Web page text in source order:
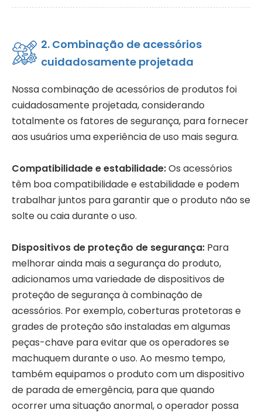
2. Combinação de acessórios
cuidadosamente projetada
Nossa combinação de acessórios de produtos foi
cuidadosamente projetada, considerando
totalmente os fatores de segurança, para fornecer
aos usuários uma experiência de uso mais segura.
Compatibilidade e estabilidade:Os acessórios
têm boa compatibilidade e estabilidade e podem
trabalhar juntos para garantir que o produto não se
solte ou caia durante o uso.
Dispositivos de proteção de segurança: Para
melhorar ainda mais a segurança do produto,
adicionamos uma variedade de dispositivos de
proteção de segurança à combinação de
acessórios. Por exemplo, coberturas protetoras e
grades de proteção são instaladas em algumas
peças-chave para evitar que os operadores se
machuquem durante o uso. Ao mesmo tempo,
também equipamos o produto com um dispositivo
de parada de emergência, para que quando
ocorrer uma situação anormal, o operador possa